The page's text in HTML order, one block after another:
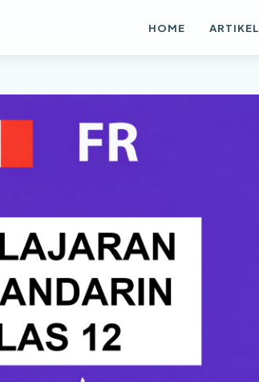
HOME ARTIKEL